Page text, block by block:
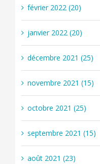
février 2022 (20)
janvier 2022 (20)
décembre 2021 (25)
novembre 2021 (15)
octobre 2021 (25)
septembre 2021 (15)
août 2021 (23)